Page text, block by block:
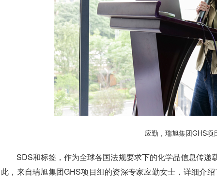
应勤，瑞旭集团GHS项
SDS和标签，作为全球各国法规要求下的化学品信息传
此，来自瑞旭集团GHS项目组的资深专家应勤女士，详细介